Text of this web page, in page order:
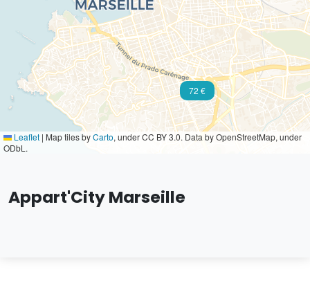
72 €
Leaflet | Map tiles byCarto, under CC BY 3.0. Data by OpenStreetMap, under
ODbL.
Appart'City Marseille